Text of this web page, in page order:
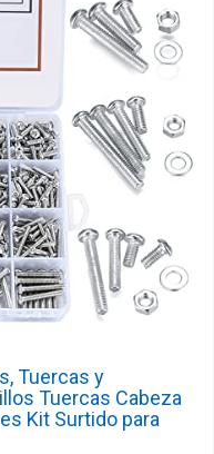
Tuercas y
Tuercas Cabeza
Kit Surtido para